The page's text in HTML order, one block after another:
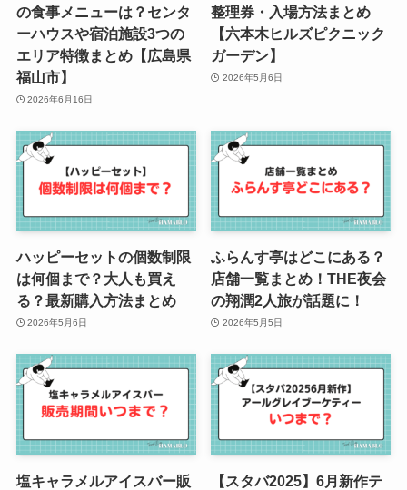
の食事メニューは？センタ
ーハウスや宿泊施設3つの
エリア特徴まとめ【広島県
福山市】
2026年6月16日
整理券・入場方法まとめ
【六本木ヒルズピクニック
ガーデン】
2026年5月6日
ハッピーセットの個数制限
は何個まで？大人も買え
る？最新購入方法まとめ
2026年5月6日
ふらんす亭はどこにある？
店舗一覧まとめ！THE夜会
の翔潤2人旅が話題に！
2026年5月5日
塩キャラメルアイスバー販
【スタバ2025】6月新作テ